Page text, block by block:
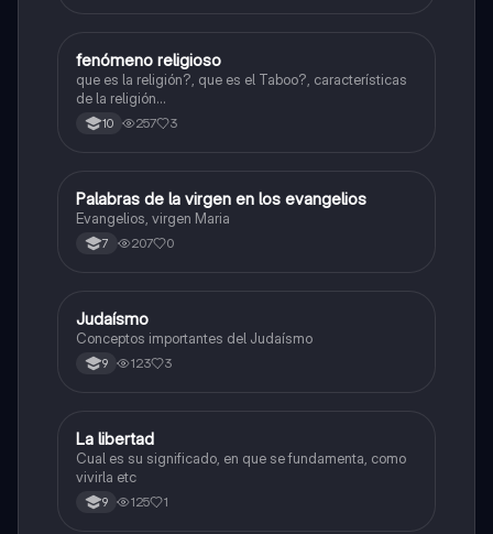
Sociales/Historia
fenómeno religioso
que es la religión?, que es el Taboo?, características
de la religión...
10 257 3
Religión
Palabras de la virgen en los evangelios
Evangelios, virgen Maria
7 207 0
Religión
Judaísmo
Conceptos importantes del Judaísmo
9 123 3
Religión
La libertad
Cual es su significado, en que se fundamenta, como
vivirla etc
9 125 1